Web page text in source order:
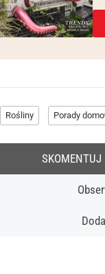
Rośliny Porady
SKOMENTUJ